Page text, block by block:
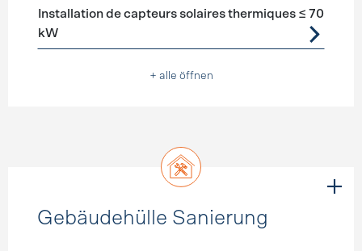
Installation de capteurs solaires thermiques ≤ 70
kW
+ alle öffnen
Gebäudehülle Sanierung